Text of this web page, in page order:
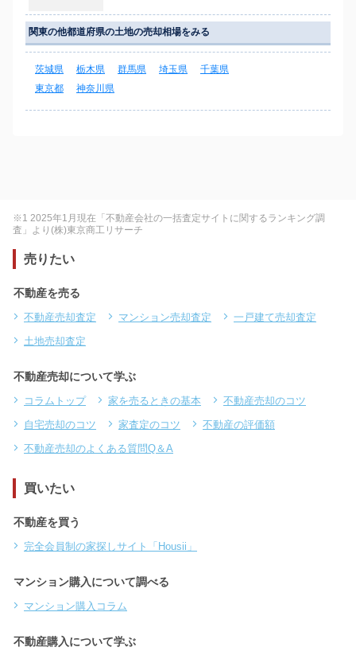
関東の他都道府県の土地の売却相場をみる
茨城県 栃木県 群馬県 埼玉県
千葉県
東京都
神奈川県
※1 2025年1月現在「不動産会社の一括査定サイトに関するランキング調
査」より(株)東京商工リサーチ
売りたい
不動産を売る
不動産売却査定 マンション売却査定
一戸建て売却査定
土地売却査定
不動産売却について学ぶ
コラムトップ 家を売るときの基本
不動産売却のコツ
自宅売却のコツ
家査定のコツ
不動産の評価額
不動産売却のよくある質問Q＆A
買いたい
不動産を買う
完全会員制の家探しサイト「Housii」
マンション購入について調べる
マンション購入コラム
不動産購入について学ぶ